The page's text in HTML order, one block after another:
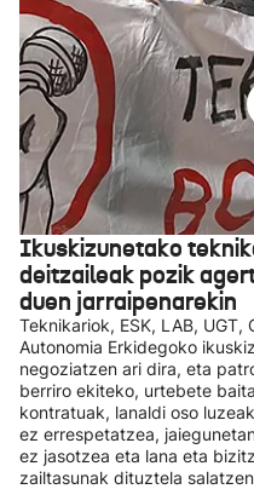
Ikuskizunetako
deitzaileak pozik
duen jarraipenarekin
Teknikariok, ESK, LAB, UGT,
Autonomia Erkidegoko
negoziatzen ari dira, eta
berriro ekiteko, urtebete
kontratuak, lanaldi oso
ez errespetatzea,
ez jasotzea eta lana eta
zailtasunak dituztela